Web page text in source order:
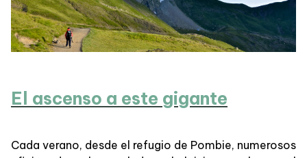
El ascenso a este gigante
Cada verano, desde el refugio de Pombie, numerosos